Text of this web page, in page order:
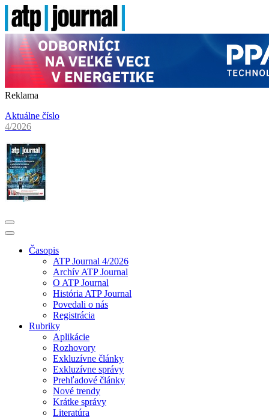
Reklama
Aktuálne číslo
4/2026
Časopis
ATP Journal 4/2026
Archív ATP Journal
O ATP Journal
História ATP Journal
Povedali o nás
Registrácia
Rubriky
Aplikácie
Rozhovory
Exkluzívne články
Exkluzívne správy
Prehľadové články
Nové trendy
Krátke správy
Literatúra